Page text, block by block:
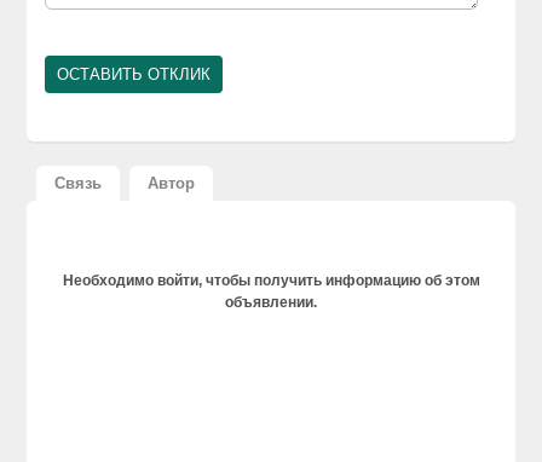
Связь Автор
Необходимо войти, чтобы получить информацию об этом
объявлении.